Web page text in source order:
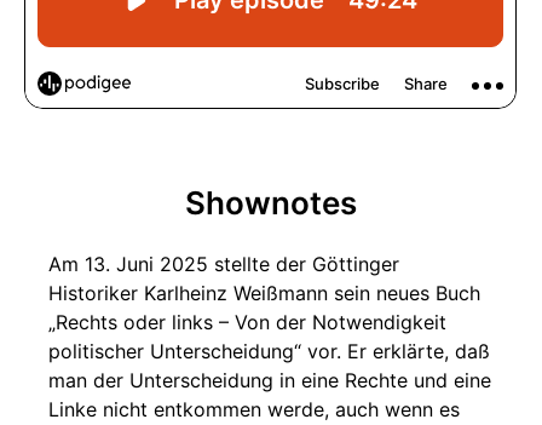
Shownotes
Am 13. Juni 2025 stellte der Göttinger
Historiker Karlheinz Weißmann sein neues Buch
„Rechts oder links – Von der Notwendigkeit
politischer Unterscheidung“ vor. Er erklärte, daß
man der Unterscheidung in eine Rechte und eine
Linke nicht entkommen werde, auch wenn es